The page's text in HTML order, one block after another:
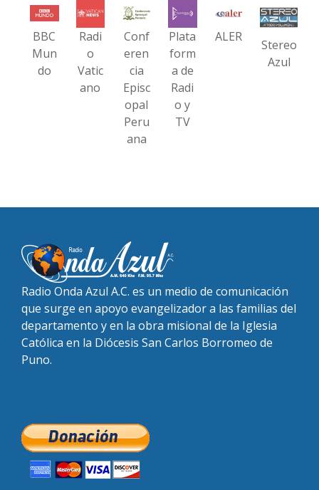
BBC
Mun
do
Radi
o
Vatic
ano
Conf
eren
cia
Episc
opal
Peru
ana
Plata
form
a de
Radi
o y
TV
ALER
Stereo
Azul
Radio Onda Azul A.C. es un medio de comunicación
que surge en apoyo evangelizador a las familias del
departamento y en la obra misional de la Iglesia
Católica en la Diócesis San Carlos Borromeo de
Puno.